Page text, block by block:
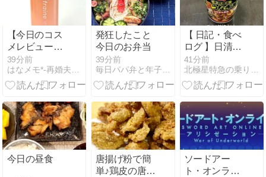
【今日のコス
メレビュー】
新感覚！スプ
レーなのにミ
ルク♪ Straine
アミスト*
39分前
発狂したこと
今日のお弁当
39分前
【 日記・食べ
ログ 】日清食
品、季節限定
「謎うなぎ
丼」を買って
た！
41分前
今日の昼食
唐揚げ粉で簡
単♪鶏皮の唐揚
ソードアー
ト・オンライ